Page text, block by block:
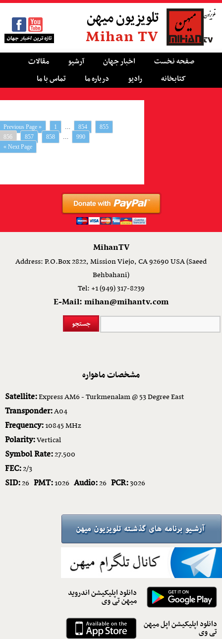
تلویزیون میهن
Mihan TV
صفحه نخست اخبار جهان آرشیو
مقالات
کتابخانه
رادیو درباره ما تماس با ما
« Previous Page 1 … 854
855
856
857 858 …
990
Next Page »
MihanTV
Address: P.O.Box 2822, Mission Viejo, CA 92690 USA (Saeed
Behbahani)
Tel: +1 (949) 317-8239
E-Mail: mihan@mihantv.com
مشخصات ماهواره
Satellite:Express AM6 - Turkmenalam @ 53 Degree East
Transponder:A04
Frequency:10845 MHz
Polarity:Vertical
Symbol Rate:27.500
FEC:2/3
SID:26 PMT:1026 Audio:26 PCR:3026
دانلود اپلیکیشن اندروید
میهن تی وی
دانلود اپلیکیشن اپل میهن
تی وی